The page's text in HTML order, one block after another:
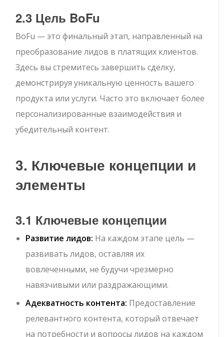
2.3 Цель BoFu
BoFu — это финальный этап, направленный на
преобразование лидов в платящих клиентов.
Здесь вы стремитесь завершить сделку,
демонстрируя уникальную ценность вашего
продукта или услуги. Часто это включает более
персонализированные взаимодействия и
убедительный контент.
3. Ключевые концепции и
элементы
3.1 Ключевые концепции
Развитие лидов: На каждом этапе цель —
развивать лидов, оставляя их
вовлеченными, не будучи чрезмерно
навязчивыми или раздражающими.
Адекватность контента: Предоставление
релевантного контента, который отвечает
на потребности и вопросы лидов на каждом